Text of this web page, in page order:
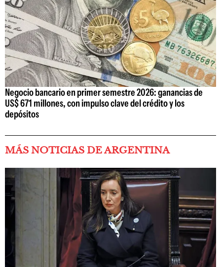
Negocio bancario en primer semestre 2026: ganancias de
US$ 671 millones, con impulso clave del crédito y los
depósitos
MÁS NOTICIAS DE ARGENTINA